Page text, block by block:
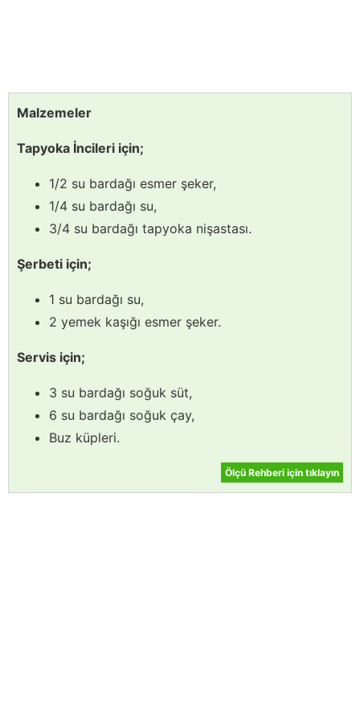
Malzemeler
Tapyoka İncileri için;
1/2 su bardağı esmer şeker,
1/4 su bardağı su,
3/4 su bardağı tapyoka nişastası.
Şerbeti için;
1 su bardağı su,
2 yemek kaşığı esmer şeker.
Servis için;
3 su bardağı soğuk süt,
6 su bardağı soğuk çay,
Buz küpleri.
Ölçü Rehberi için tıklayın